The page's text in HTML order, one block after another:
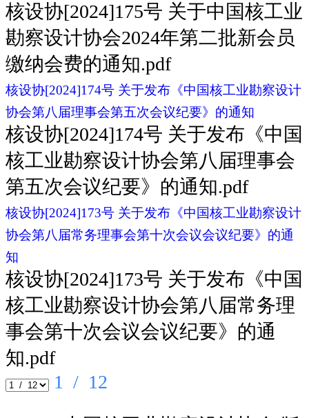
核设协[2024]175号 关于中国核工业
勘察设计协会2024年第二批新会员
缴纳会费的通知.pdf
核设协[2024]174号 关于发布《中国核工业勘察设计
协会第八届理事会第五次会议纪要》的通知
核设协[2024]174号 关于发布《中国
核工业勘察设计协会第八届理事会
第五次会议纪要》的通知.pdf
核设协[2024]173号 关于发布《中国核工业勘察设计
协会第八届常务理事会第十次会议会议纪要》的通
知
核设协[2024]173号 关于发布《中国
核工业勘察设计协会第八届常务理
事会第十次会议会议纪要》的通
知.pdf
1 / 12